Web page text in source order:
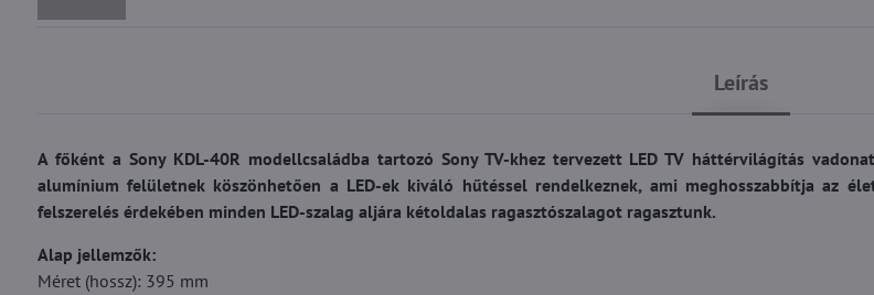
Leírás
A főként a Sony KDL-40R modellcsaládba tartozó Sony TV-khez tervezett LED TV háttérvilágítás
alumínium felületnek köszönhetően a LED-ek kiváló hűtéssel rendelkeznek, ami meghosszabbítja az
felszerelés érdekében minden LED-szalag aljára kétoldalas ragasztószalagot ragasztunk.
Alap jellemzők:
Méret (hossz): 395 mm